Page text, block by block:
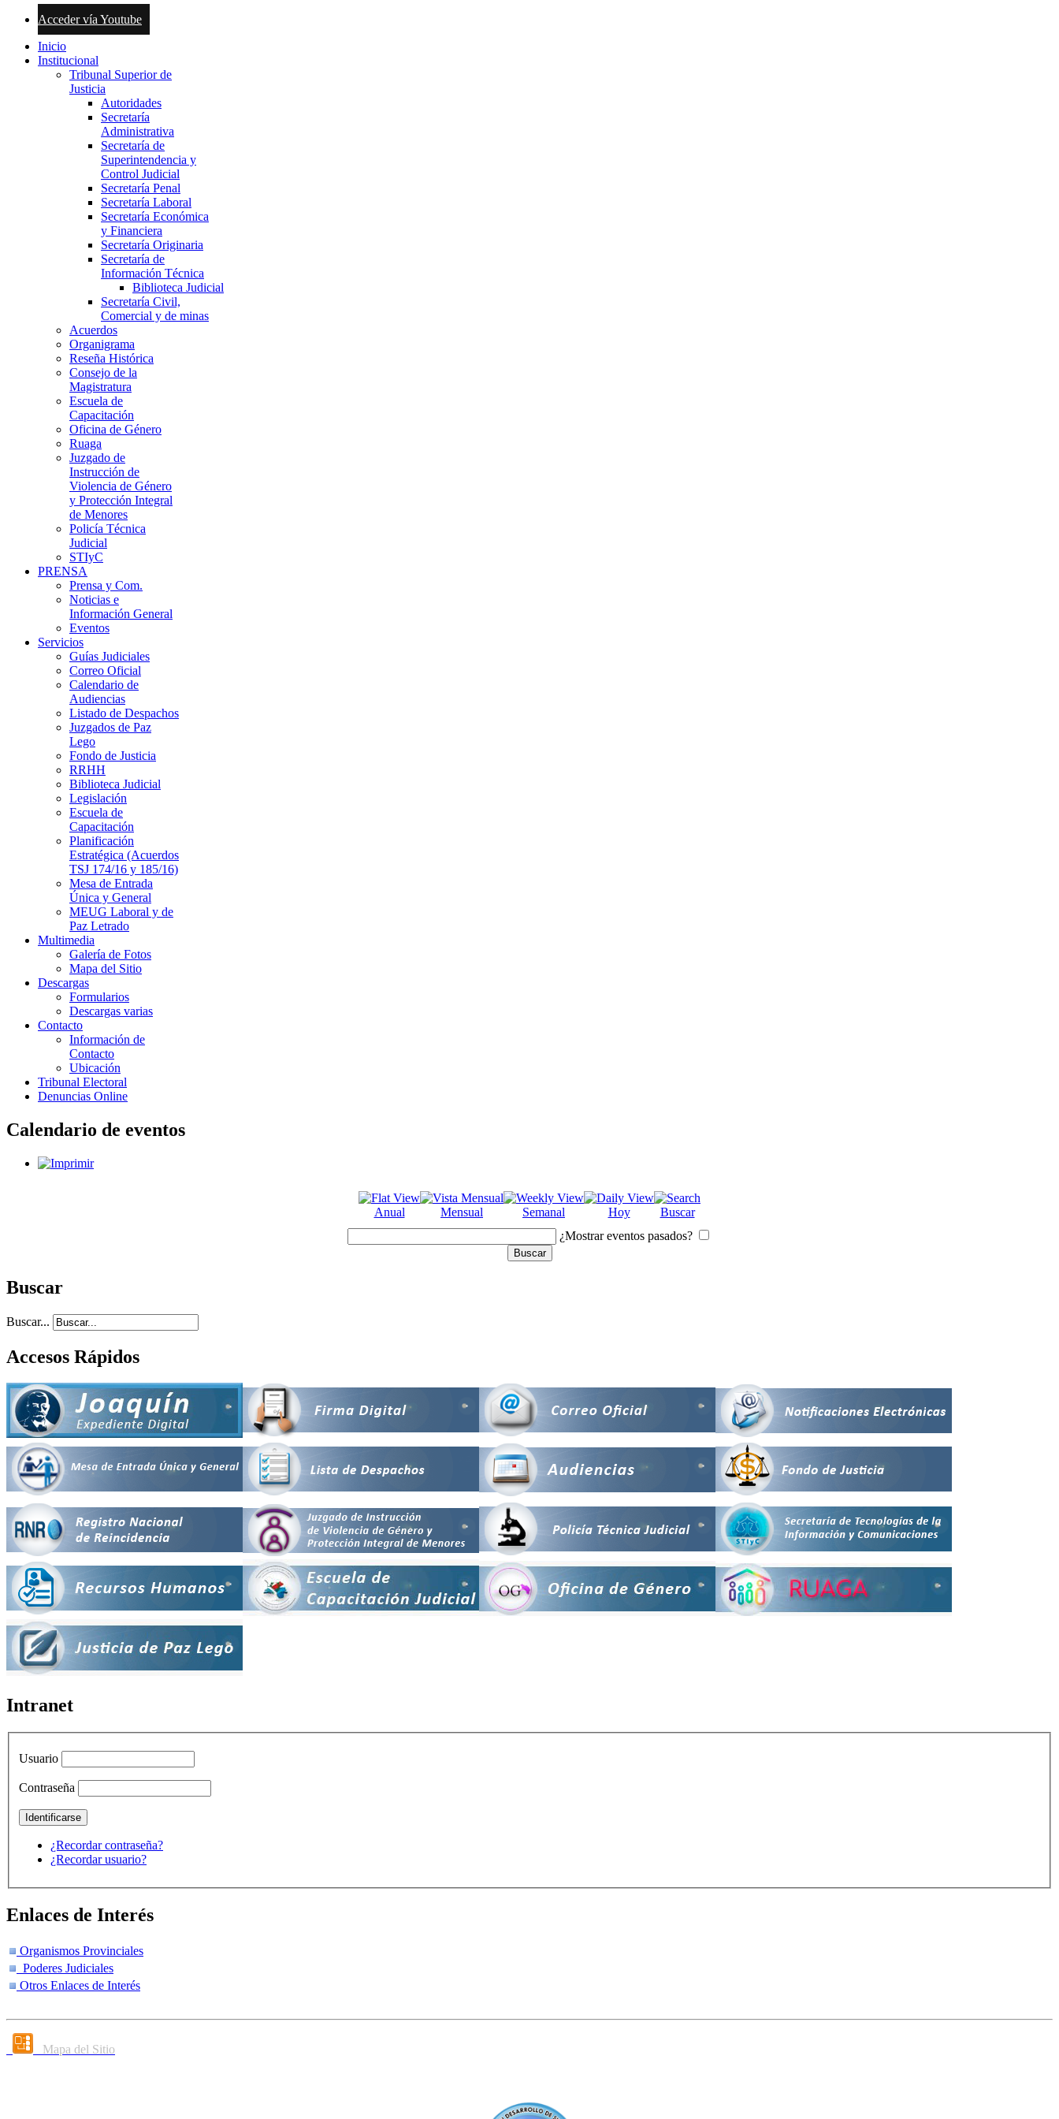
Acceder vía Youtube
Inicio
Institucional
Tribunal Superior de
Justicia
Autoridades
Secretaría
Administrativa
Secretaría de
Superintendencia y
Control Judicial
Secretaría Penal
Secretaría Laboral
Secretaría Económica
y Financiera
Secretaría Originaria
Secretaría de
Información Técnica
Biblioteca Judicial
Secretaría Civil,
Comercial y de minas
Acuerdos
Organigrama
Reseña Histórica
Consejo de la
Magistratura
Escuela de
Capacitación
Oficina de Género
Ruaga
Juzgado de
Instrucción de
Violencia de Género
y Protección Integral
de Menores
Policía Técnica
Judicial
STIyC
PRENSA
Prensa y Com.
Noticias e
Información General
Eventos
Servicios
Guías Judiciales
Correo Oficial
Calendario de
Audiencias
Listado de Despachos
Juzgados de Paz
Lego
Fondo de Justicia
RRHH
Biblioteca Judicial
Legislación
Escuela de
Capacitación
Planificación
Estratégica (Acuerdos
TSJ 174/16 y 185/16)
Mesa de Entrada
Única y General
MEUG Laboral y de
Paz Letrado
Multimedia
Galería de Fotos
Mapa del Sitio
Descargas
Formularios
Descargas varias
Contacto
Información de
Contacto
Ubicación
Tribunal Electoral
Denuncias Online
Calendario de eventos
Anual Mensual Semanal Hoy
Buscar
¿Mostrar eventos pasados?
Buscar
Buscar...
Accesos Rápidos
Intranet
Usuario
Contraseña
¿Recordar contraseña?
¿Recordar usuario?
Enlaces de Interés
Organismos Provinciales
Poderes Judiciales
Otros Enlaces de Interés
Mapa del Sitio